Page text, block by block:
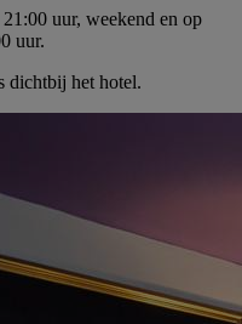
uur, weekend en op
uur.
dichtbij het hotel.